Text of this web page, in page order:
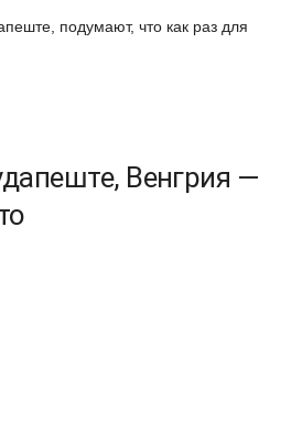
подумают, что как раз для
Венгрия —